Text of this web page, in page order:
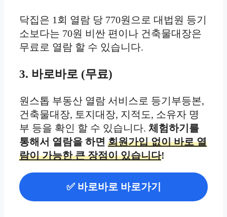
닥집은 1회 열람 당 770원으로 대법원 등기
소보다는 70원 비싼 편이나 건축물대장은
무료로 열람 할 수 있습니다.
3. 바로바로 (무료)
원스톱 부동산 열람 서비스로 등기부등본,
건축물대장, 토지대장, 지적도, 소유자 명
부 등을 확인 할 수 있습니다. 체험하기를
통해서 열람을 하면 회원가입 없이 바로 열
람이 가능한 큰 장점이 있습니다!
✅ 바로바로 바로가기